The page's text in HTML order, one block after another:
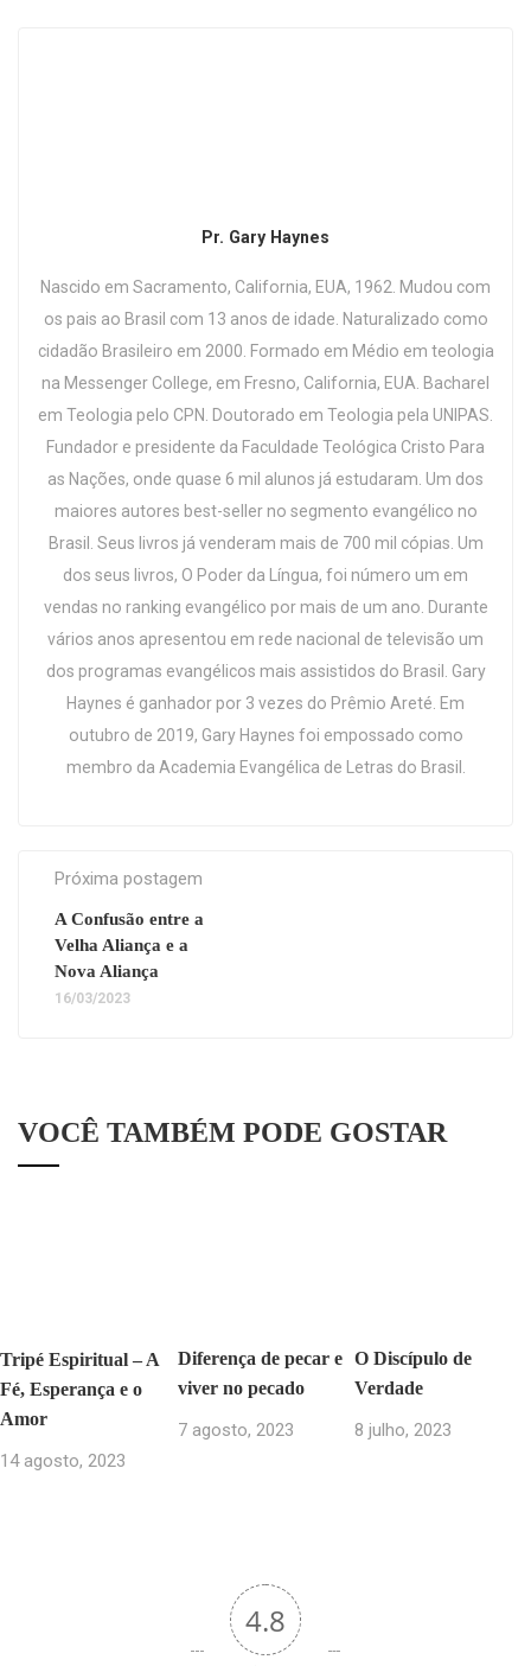
Pr. Gary Haynes
Nascido em Sacramento, California, EUA, 1962. Mudou com
os pais ao Brasil com 13 anos de idade. Naturalizado como
cidadão Brasileiro em 2000. Formado em Médio em teologia
na Messenger College, em Fresno, California, EUA. Bacharel
em Teologia pelo CPN. Doutorado em Teologia pela UNIPAS.
Fundador e presidente da Faculdade Teológica Cristo Para
as Nações, onde quase 6 mil alunos já estudaram. Um dos
maiores autores best-seller no segmento evangélico no
Brasil. Seus livros já venderam mais de 700 mil cópias. Um
dos seus livros, O Poder da Língua, foi número um em
vendas no ranking evangélico por mais de um ano. Durante
vários anos apresentou em rede nacional de televisão um
dos programas evangélicos mais assistidos do Brasil. Gary
Haynes é ganhador por 3 vezes do Prêmio Areté. Em
outubro de 2019, Gary Haynes foi empossado como
membro da Academia Evangélica de Letras do Brasil.
Próxima postagem
A Confusão entre a
Velha Aliança e a
Nova Aliança
16/03/2023
VOCÊ TAMBÉM PODE GOSTAR
Tripé Espiritual – A
Fé, Esperança e o
Amor
14 agosto, 2023
Diferença de pecar e
viver no pecado
7 agosto, 2023
O Discípulo de
Verdade
8 julho, 2023
4.8